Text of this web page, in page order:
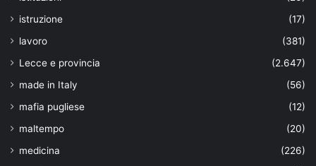
istruzione
(17)
lavoro
(381)
Lecce e provincia
(2.647)
made in Italy
(56)
mafia pugliese
(12)
maltempo
(20)
medicina
(226)